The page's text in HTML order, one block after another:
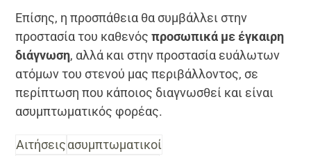
Επίσης, η προσπάθεια θα συμβάλλει στην
προστασία του καθενόςπροσωπικά με έγκαιρη
διάγνωση, αλλά και στην προστασία ευάλωτων
ατόμων του στενού μας περιβάλλοντος, σε
περίπτωση που κάποιος διαγνωσθεί και είναι
ασυμπτωματικός φορέας.
Αιτήσειςασυμπτωματικοί